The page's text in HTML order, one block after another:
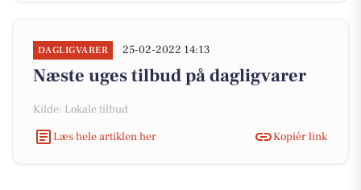
DAGLIGVARER 25-02-2022 14:13
Næste uges tilbud på dagligvarer
Kilde: Lokale tilbud
Læs hele artiklen her
Kopiér link